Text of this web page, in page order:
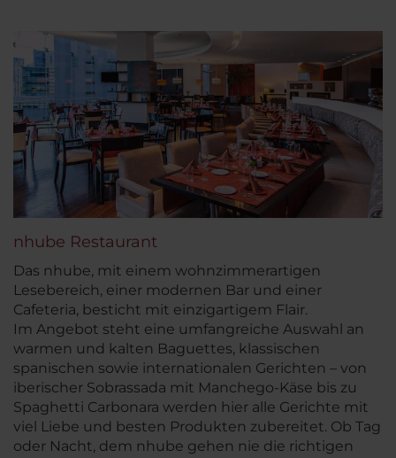
nhube Restaurant
Das nhube, mit einem wohnzimmerartigen
Lesebereich, einer modernen Bar und einer
Cafeteria, besticht mit einzigartigem Flair.
Im Angebot steht eine umfangreiche Auswahl an
warmen und kalten Baguettes, klassischen
spanischen sowie internationalen Gerichten – von
iberischer Sobrassada mit Manchego-Käse bis zu
Spaghetti Carbonara werden hier alle Gerichte mit
viel Liebe und besten Produkten zubereitet. Ob Tag
oder Nacht, dem nhube gehen nie die richtigen